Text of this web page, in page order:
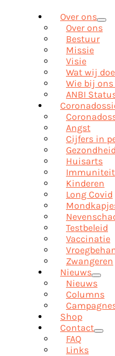
Over ons
Over ons
Bestuur
Missie
Visie
Wat wij
Wie bij
ANBI
Angst
Cijfers in
Gezondheid
Huisarts
Immuniteit
Kinderen
Long Covid
Testbeleid
Vaccinatie
Zwangeren
Nieuws
Nieuws
Columns
Shop
Contact
FAQ
Links